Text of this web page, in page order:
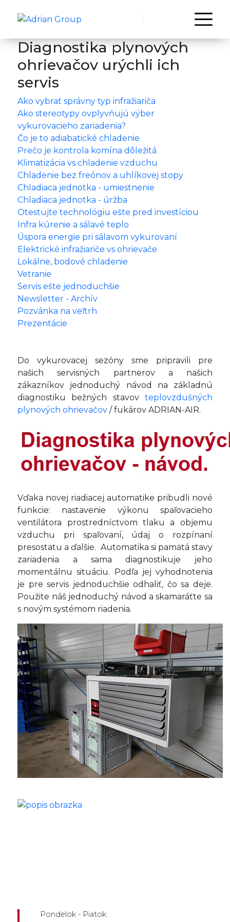
Diagnostika plynových
ohrievačov urýchli ich
servis
Ako vybrať správny typ infražiariča
Ako stereotypy ovplyvňujú výber
vykurovacieho zariadenia?
Čo je to adiabatické chladenie
Prečo je kontrola komína dôležitá
Klimatizácia vs chladenie vzduchu
Chladenie bez freónov a uhlíkovej stopy
Chladiaca jednotka - umiestnenie
Chladiaca jednotka - úržba
Otestujte technológiu ešte pred investíciou
Infra kúrenie a sálavé teplo
Úspora energie pri sálavom vykurovaní
Elektrické infražiariče vs ohrievače
Lokálne, bodové chladenie
Vetranie
Servis ešte jednoduchšie
Newsletter - Archív
Pozvánka na veľtrh
Prezentácie
Do vykurovacej sezóny sme pripravili pre
našich servisných partnerov a našich
zákazníkov jednoduchý návod na základnú
diagnostiku bežných stavov teplovzdušných
plynových ohrievačov / fukárov ADRIAN-AIR.
Vďaka novej riadiacej automatike pribudli nové
funkcie: nastavenie výkonu spaľovacieho
ventilátora prostredníctvom tlaku a objemu
vzduchu pri spaľovaní, údaj o rozpínaní
presostatu a ďalšie. Automatika si pamätá stavy
zariadenia a sama diagnostikuje jeho
momentálnu situáciu. Podľa jej vyhodnotenia
je pre servis jednoduchšie odhaliť, čo sa deje.
Použite náš jednoduchý návod a skamaráťte sa
s novým systémom riadenia.
Pondelok - Piatok: